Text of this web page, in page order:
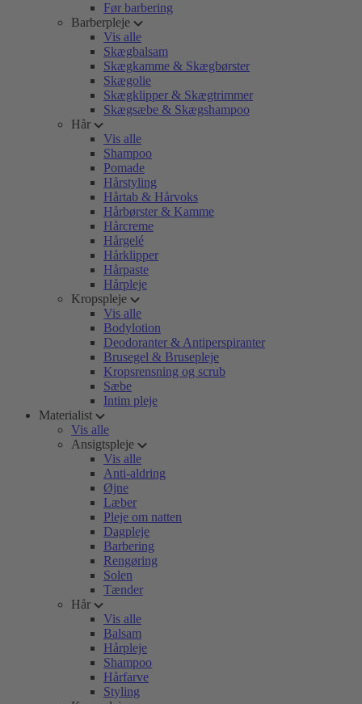
Før barbering
Barberpleje
Vis alle
Skægbalsam
Skægkamme & Skægbørster
Skægolie
Skægklipper & Skægtrimmer
Skægsæbe & Skægshampoo
Hår
Vis alle
Shampoo
Pomade
Hårstyling
Hårtab & Hårvoks
Hårbørster & Kamme
Hårcreme
Hårgelé
Hårklipper
Hårpaste
Hårpleje
Kropspleje
Vis alle
Bodylotion
Deodoranter & Antiperspiranter
Brusegel & Brusepleje
Kropsrensning og scrub
Sæbe
Intim pleje
Materialist
Vis alle
Ansigtspleje
Vis alle
Anti-aldring
Øjne
Læber
Pleje om natten
Dagpleje
Barbering
Rengøring
Solen
Tænder
Hår
Vis alle
Balsam
Hårpleje
Shampoo
Hårfarve
Styling